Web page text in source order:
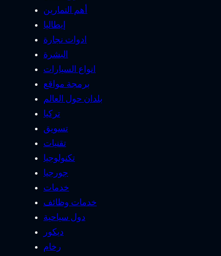
أهم التمارين
إيطاليا
ادوات نجارة
البشرة
انواع السيارات
برمجة مواقع
بلدان حول العالم
تركيا
تسويق
تقنيات
تكنولوجيا
جورجيا
خدمات
خدمات وظائف
دول سياحية
ديكور
رخام